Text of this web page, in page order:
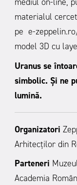
materialul
pe e-
model 3D cu
Uranus se
simbolic. Și ne
lumină.
Organizatori
Arhitecților din
Parteneri
Academia